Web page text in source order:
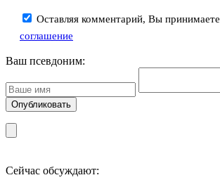
Оставляя комментарий, Вы принимаете
соглашение
Ваш псевдоним:
Сейчас обсуждают: